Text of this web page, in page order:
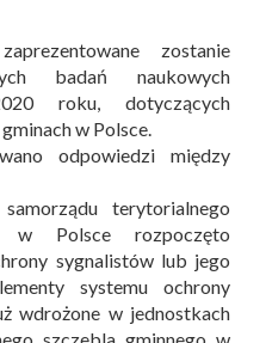
zostanie
badań naukowych
roku, dotyczących
w Polsce.
odpowiedzi między
terytorialnego
w Polsce rozpoczęto
sygnalistów lub jego
systemu ochrony
wdrożone w jednostkach
szczebla gminnego w